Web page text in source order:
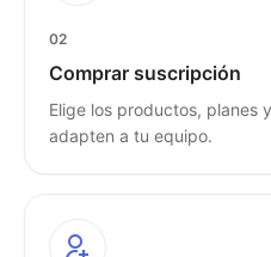
02
Comprar suscripción
Elige los productos, planes
adapten a tu equipo.